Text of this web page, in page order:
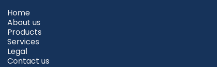
Home
About us
Products
Services
Legal
Contact us